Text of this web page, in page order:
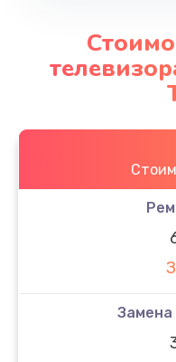
Замена